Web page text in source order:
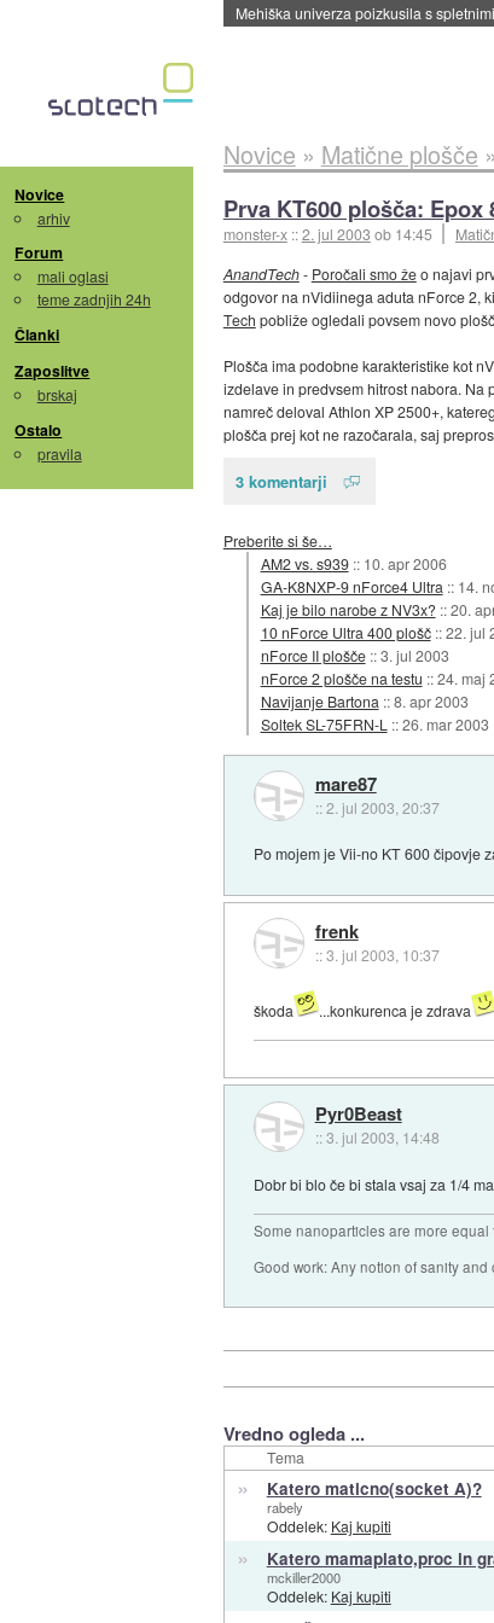
Mehiška univerza poizkusila s
Novice
arhiv
Forum
mali oglasi
teme zadnjih 24h
Članki
Zaposlitve
brskaj
Ostalo
pravila
Novice » Matične plošče »
Prva KT600 plošča: Epox
monster-x ::2. jul 2003 ob 14:45
AnandTech- Poročali smo žeo najavi
odgovor na nVidiinega aduta nForce 2,
Tech pobliže ogledali povsem novo
Plošča ima podobne karakteristike kot
izdelave in predvsem hitrost nabora. Na
namreč deloval Athlon XP 2500+,
plošča prej kot ne razočarala, saj
3 komentarji
Preberite si še…
AM2 vs. s939 :: 10. apr 2006
GA-K8NXP-9 nForce4 Ultra :: 14.
Kaj je bilo narobe z NV3x? ::20.
10 nForce Ultra 400 plošč ::22. jul
nForce II plošče ::3. jul 2003
nForce 2 plošče na testu ::24. maj
Navijanje Bartona ::8. apr 2003
Soltek SL-75FRN-L ::26. mar 2003
mare87
::2. jul 2003, 20:37
Po mojem je Vii-no KT 600 čipovje
frenk
::3. jul 2003, 10:37
škoda ...konkurenca je zdrava
Pyr0Beast
::3. jul 2003, 14:48
Dobr bi blo če bi stala vsaj za 1/4
Some nanoparticles are more equal
Good work: Any notion of sanity
Vredno ogleda ...
Tema
» Katero maticno(socket A)?
rabely
Oddelek: Kaj kupiti
» Katero mamaplato,proc in
mckiller2000
Oddelek: Kaj kupiti